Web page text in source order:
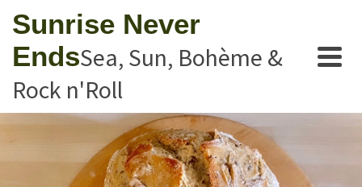
Sunrise Never
EndsSea, Sun, Bohème &
Rock n'Roll